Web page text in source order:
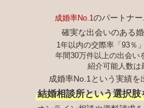
成婚率No.1のパートナ
確実な出会いのある
1年以内の交際率「93％
年間30万件以上の出会い
紹介可能人数は
成婚率No.1という実績を
結婚相談所という選択